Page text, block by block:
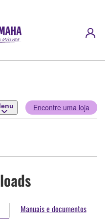
Encontre uma loja
Manuais e documentos